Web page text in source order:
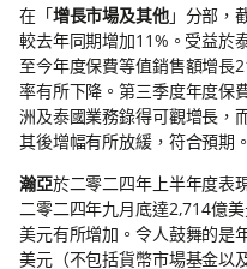
在「增長市場及其他」分部，
較去年同期增加11%。受益於
至今年度保費等值銷售額增長
率有所下降。第三季度年度保
洲及泰國業務錄得可觀增長，
其後增幅有所放緩，符合預期。
瀚亞於二零二四年上半年度表
二零二四年九月底達2,714億
美元有所增加。令人鼓舞的是
美元（不包括貨幣市場基金以